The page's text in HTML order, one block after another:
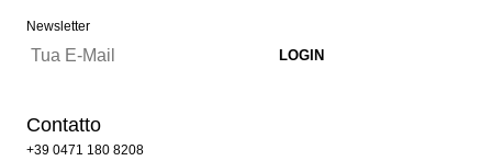
Newsletter
Contatto
+39 0471 180 8208